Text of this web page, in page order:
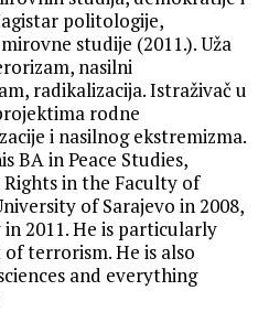
politologije,
studije (2011.). Uža
nasilni
radikalizacija. Istraživač u
rodne
i nasilnog ekstremizma.
BA in Peace Studies,
in the Faculty of
of Sarajevo in 2008,
2011. He is particularly
terrorism. He is also
and everything